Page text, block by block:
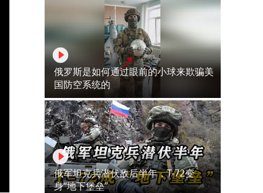
俄罗斯是如何通过眼前的小球来欺骗美
国防空系统的
俄军坦克兵潜伏敌后半年，T-72变
身“地下堡垒”